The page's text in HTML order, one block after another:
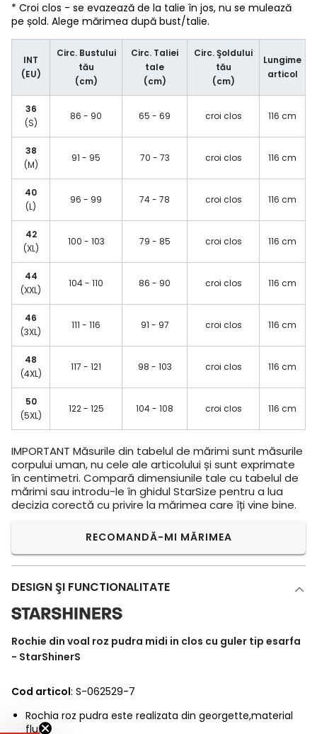
* Croi clos - se evazează de la talie în jos, nu se mulează
pe șold. Alege mărimea după bust/talie.
INT
(EU)
Circ. Bustului
tău
(cm)
Circ. Taliei
tale
(cm)
Circ. Şoldului
tău
(cm)
Lungime
articol
36
(S)
86 - 90 65 - 69 croi clos 116 cm
38
(M)
91 - 95 70 - 73 croi clos 116 cm
40
(L)
96 - 99 74 - 78 croi clos 116 cm
42
(XL)
100 - 103 79 - 85 croi clos 116 cm
44
(XXL)
104 - 110 86 - 90 croi clos 116 cm
46
(3XL)
111 - 116 91 - 97 croi clos 116 cm
48
(4XL)
117 - 121 98 - 103 croi clos 116 cm
50
(5XL)
122 - 125 104 - 108 croi clos 116 cm
IMPORTANT Măsurile din tabelul de mărimi sunt măsurile
corpului uman, nu cele ale articolului și sunt exprimate
în centimetri. Compară dimensiunile tale cu tabelul de
mărimi sau introdu-le în ghidul StarSize pentru a lua
decizia corectă cu privire la mărimea care îți vine bine.
RECOMANDĂ-MI MĂRIMEA
DESIGN ŞI FUNCTIONALITATE
Rochie din voal roz pudra midi in clos cu guler tip esarfa
- StarShinerS
Cod articol: S-062529-7
Rochia roz pudra este realizata din georgette,material
fluid.